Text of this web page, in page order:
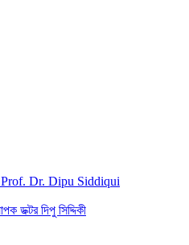
Dr. Dipu Siddiqui
ডক্টর দিপু সিদ্দিকী